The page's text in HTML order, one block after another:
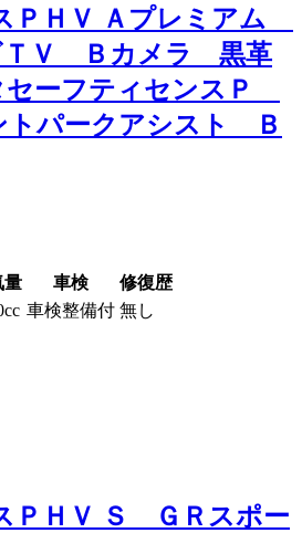
ＰＨＶ Ａプレミアム
ＴＶ Ｂカメラ 黒革
ーフティセンスＰ
トパークアシスト Ｂ
量 車検
修復歴
車検整備付 無し
ＰＨＶ Ｓ ＧＲスポー